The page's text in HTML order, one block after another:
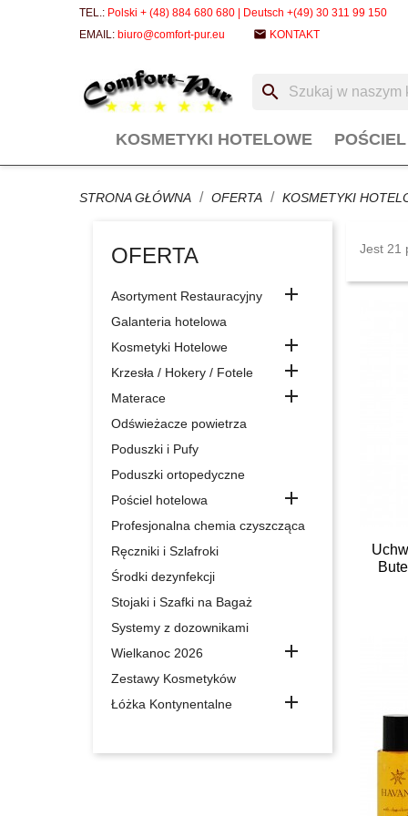
TEL.: Polski + (48) 884 680 680 | Deutsch +(49) 30 311 99 150
EMAIL: biuro@comfort-pur.eu email KONTAKT
search
KOSMETYKI HOTELOWE
STRONA GŁÓWNA OFERTA KOSMETYKI
OFERTA
Asortyment Restauracyjny 
Galanteria hotelowa
Kosmetyki Hotelowe

Krzesła / Hokery / Fotele 
Materace 
Odświeżacze powietrza
Poduszki i Pufy
Poduszki ortopedyczne
Pościel hotelowa

Profesjonalna chemia czyszcząca
Ręczniki i Szlafroki
Środki dezynfekcji
Stojaki i Szafki na Bagaż
Systemy z dozownikami
Wielkanoc 2026

Zestawy Kosmetyków
Łóżka Kontynentalne

Jest 21